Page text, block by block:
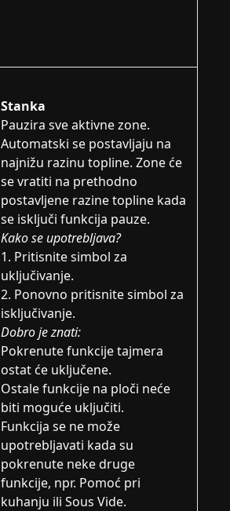
Stanka
Pauzira sve aktivne zone.
Automatski se postavljaju na
najnižu razinu topline. Zone će
se vratiti na prethodno
postavljene razine topline kada
se isključi funkcija pauze.
Kako se upotrebljava?
1. Pritisnite simbol za
uključivanje.
2. Ponovno pritisnite simbol za
isključivanje.
Dobro je znati:
Pokrenute funkcije tajmera
ostat će uključene.
Ostale funkcije na ploči neće
biti moguće uključiti.
Funkcija se ne može
upotrebljavati kada su
pokrenute neke druge
funkcije, npr. Pomoć pri
kuhanju ili Sous Vide.